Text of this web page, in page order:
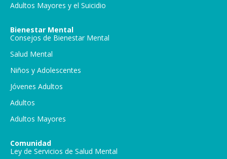
Adultos Mayores y el Suicidio
Bienestar Mental
Consejos de Bienestar Mental
Salud Mental
Niños y Adolescentes
Jóvenes Adultos
Adultos
Adultos Mayores
Comunidad
Ley de Servicios de Salud Mental